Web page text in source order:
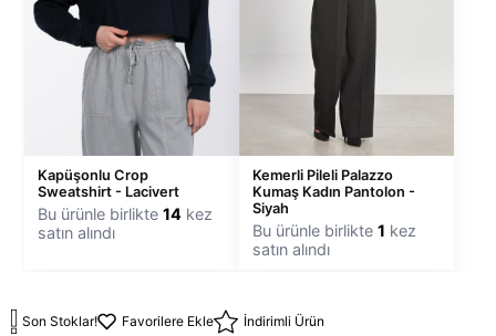
Kapüşonlu Crop
Sweatshirt - Lacivert
Bu ürünle birlikte 14 kez
satın alındı
Kemerli Pileli Palazzo
Kumaş Kadın Pantolon -
Siyah
Bu ürünle birlikte 1 kez
satın alındı
Son Stoklar! Favorilere Ekle
İndirimli Ürün